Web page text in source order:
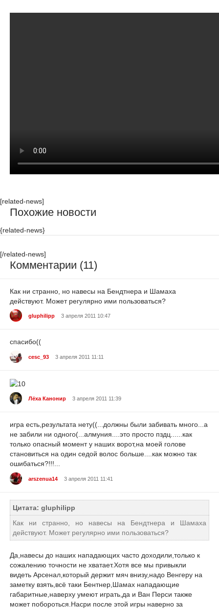
[related-news]
Похожие новости
{related-news}
[/related-news]
Комментарии (11)
Как ни странно, но навесы на Бендтнера и Шамаха
действуют. Может регулярно ими пользоваться?
gluphilipp 3 апреля 2011 10:47
спасибо((
cesc_93 3 апреля 2011 11:11
Лёха Канонир 3 апреля 2011 11:39
игра есть,результата нету((...должны были забивать много...а
не забили ни одного(...алмуния....это просто пздц......как
только опасный момент у наших ворот,на моей голове
становиться на один седой волос больше....как можно так
ошибаться?!!!...
arszenua14 3 апреля 2011 11:41
Цитата: gluphilipp
Как ни странно, но навесы на Бендтнера и Шамаха
действуют. Может регулярно ими пользоваться?
Да,навесы до наших нападающих часто доходили,только к
сожалению точности не хватает.Хотя все мы привыкли
видеть Арсенал,который держит мяч внизу,надо Венгеру на
заметку взять,всё таки Бентнер,Шамах нападающие
габаритные,наверху умеют играть,да и Ван Перси также
может побороться.Насри после этой игры наверно за